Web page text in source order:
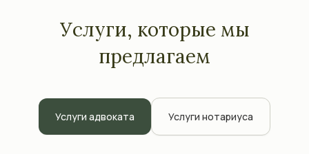
Услуги, которые мы
предлагаем
Услуги адвоката Услуги нотариуса